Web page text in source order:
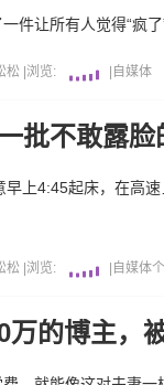
件让所有人觉得“疯
松 浏览: 自媒体
批不敢露
上4:45起床，在高
松 浏览: 自媒体
的博主，